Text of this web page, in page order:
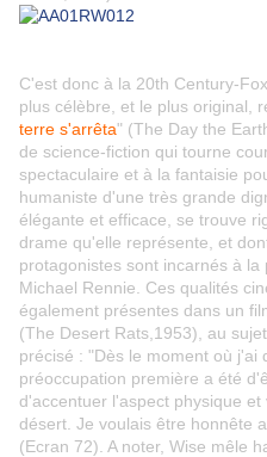
C'est donc à la 20th Century-
plus célèbre, et le plus original,
terre s'arrêta" (The Day the
de science-fiction qui tourne
spectaculaire et à la fantaisie
humaniste d'une très grande
élégante et efficace, se trouve
drame qu'elle représente, et
protagonistes sont incarnés à
Michael Rennie. Ces qualités
également présentes dans un
(The Desert Rats,1953), au
précisé : "Dès le moment où j'ai
préoccupation première a été
d'accentuer l'aspect physique
désert. Je voulais être honnête
(Ecran 72). A noter, Wise mêle